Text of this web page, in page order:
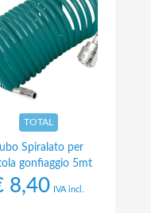
TOTAL
Spiralato per
gonfiaggio 5mt
8,40 IVA incl.